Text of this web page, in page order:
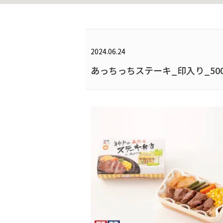
2024.06.24
あっちっちステーキ_印入り